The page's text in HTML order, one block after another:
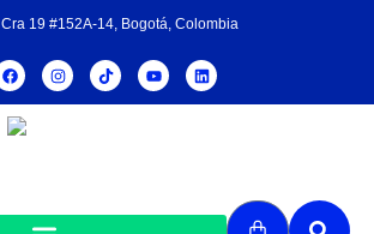
Cra 19 #152A-14, Bogotá, Colombia